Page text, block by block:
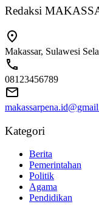
Redaksi
Makassar, Sulawesi
08123456789
Kategori
Berita
Pemerintahan
Politik
Agama
Pendidikan